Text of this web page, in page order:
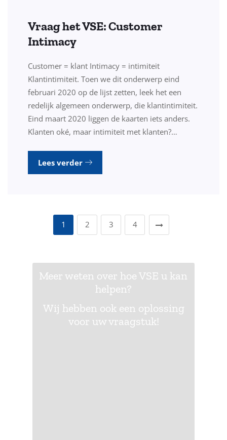
Vraag het VSE: Customer
Intimacy
Customer = klant Intimacy = intimiteit
Klantintimiteit. Toen we dit onderwerp eind
februari 2020 op de lijst zetten, leek het een
redelijk algemeen onderwerp, die klantintimiteit.
Eind maart 2020 liggen de kaarten iets anders.
Klanten oké, maar intimiteit met klanten?…
Lees verder
1 2 3 4
Meer weten over hoe VSE u kan
helpen?
Wij hebben ook een oplossing
voor uw vraagstuk!